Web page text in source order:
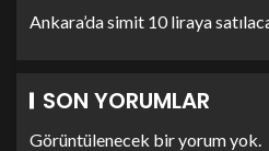
Ankara’da simit 10 liraya
SON YORUMLAR
Görüntülenecek bir yorum yok.